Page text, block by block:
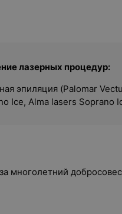
лазерных процедур:
эпиляция (Palomar
Ice, Alma lasers Soprano
многолетний